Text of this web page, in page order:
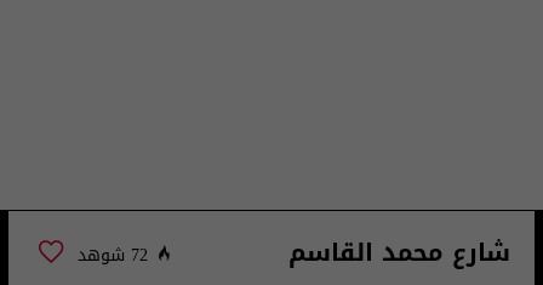
شارع محمد القاسم 72 شوهد